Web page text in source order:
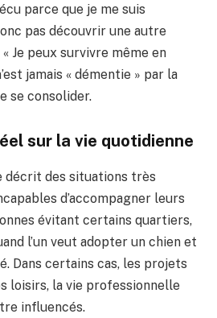
parce que je me suis
pas découvrir une autre
Je peux survivre même en
jamais « démentie » par la
se consolider.
sur la vie quotidienne
décrit des situations très
d’accompagner leurs
évitant certains quartiers,
l’un veut adopter un chien et
Dans certains cas, les projets
loisirs, la vie professionnelle
influencés.